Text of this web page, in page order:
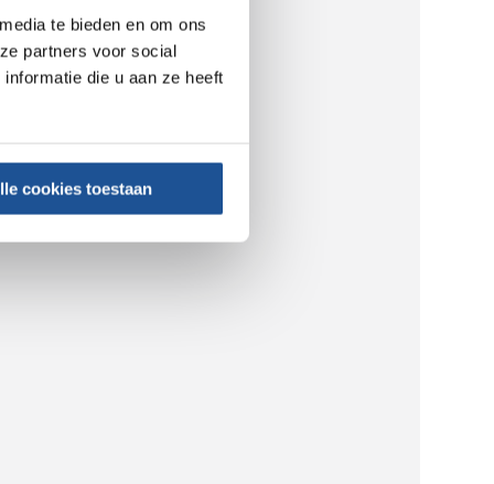
te bieden en om ons
partners voor social
die u aan ze heeft
cookies toestaan